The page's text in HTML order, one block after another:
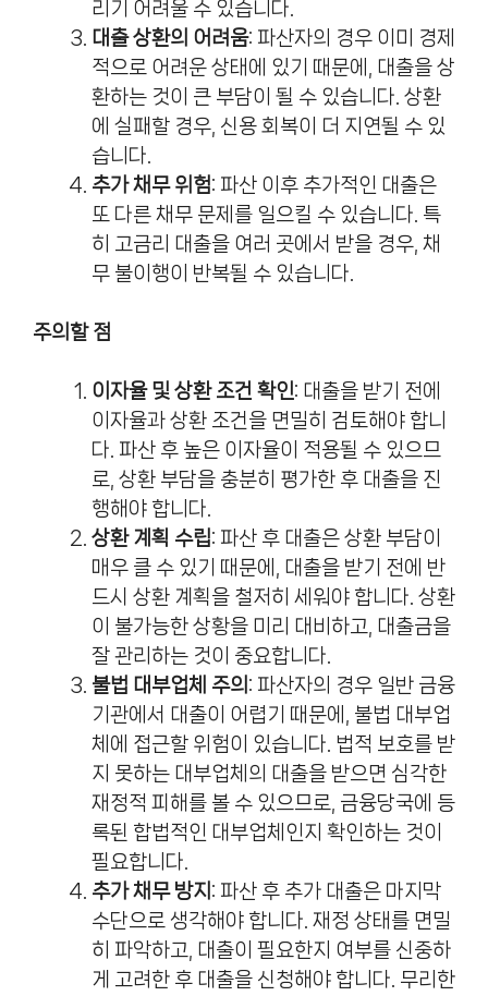
리기 어려울 수 있습니다.
대출 상환의 어려움: 파산자의 경우 이미 경제
적으로 어려운 상태에 있기 때문에, 대출을 상
환하는 것이 큰 부담이 될 수 있습니다. 상환
에 실패할 경우, 신용 회복이 더 지연될 수 있
습니다.
추가 채무 위험: 파산 이후 추가적인 대출은
또 다른 채무 문제를 일으킬 수 있습니다. 특
히 고금리 대출을 여러 곳에서 받을 경우, 채
무 불이행이 반복될 수 있습니다.
주의할 점
이자율 및 상환 조건 확인: 대출을 받기 전에
이자율과 상환 조건을 면밀히 검토해야 합니
다. 파산 후 높은 이자율이 적용될 수 있으므
로, 상환 부담을 충분히 평가한 후 대출을 진
행해야 합니다.
상환 계획 수립: 파산 후 대출은 상환 부담이
매우 클 수 있기 때문에, 대출을 받기 전에 반
드시 상환 계획을 철저히 세워야 합니다. 상환
이 불가능한 상황을 미리 대비하고, 대출금을
잘 관리하는 것이 중요합니다.
불법 대부업체 주의 : 파산자의 경우 일반 금융
기관에서 대출이 어렵기 때문에, 불법 대부업
체에 접근할 위험이 있습니다. 법적 보호를 받
지 못하는 대부업체의 대출을 받으면 심각한
재정적 피해를 볼 수 있으므로, 금융당국에 등
록된 합법적인 대부업체인지 확인하는 것이
필요합니다.
추가 채무 방지 : 파산 후 추가 대출은 마지막
수단으로 생각해야 합니다. 재정 상태를 면밀
히 파악하고, 대출이 필요한지 여부를 신중하
게 고려한 후 대출을 신청해야 합니다. 무리한